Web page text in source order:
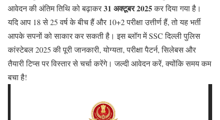
आवेदन की अंतिम तिथि को बढ़ाकर31 अक्टूबर 2025कर दिया गया है।
यदि आप 18 से 25 वर्ष के बीच हैं और 10+2 परीक्षा उत्तीर्ण हैं, तो यह भर्ती
आपके सपनों को साकार कर सकती है। इस ब्लॉग में SSC दिल्ली पुलिस
कांस्टेबल 2025 की पूरी जानकारी, योग्यता, परीक्षा पैटर्न, सिलेबस और
तैयारी टिप्स पर विस्तार से चर्चा करेंगे। जल्दी आवेदन करें, क्योंकि समय कम
बचा है!